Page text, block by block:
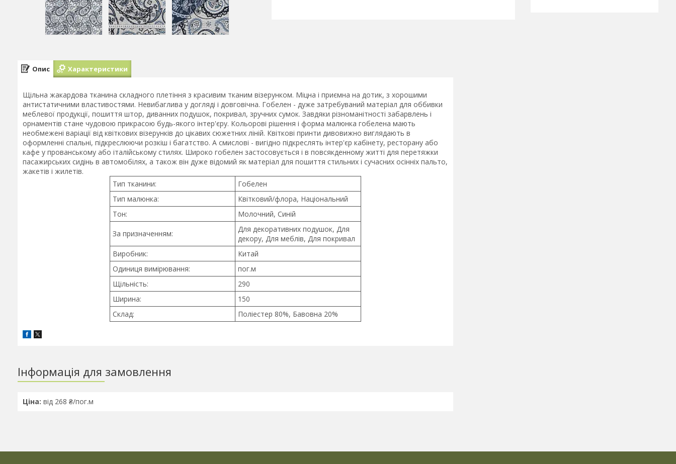
Опис Характеристики
Щільна жакардова тканина складного плетіння з красивим тканим візерунком. Міцна і приємна на дотик, з хорошими
антистатичними властивостями. Невибаглива у догляді і довговічна. Гобелен - дуже затребуваний матеріал для оббивки
меблевої продукції, пошиття штор, диванних подушок, покривал, зручних сумок. Завдяки різноманітності забарвлень і
орнаментів стане чудовою прикрасою будь-якого інтер'єру. Кольорові рішення і форма малюнка гобелена мають
необмежені варіації від квіткових візерунків до цікавих сюжетних ліній. Квіткові принти дивовижно виглядають в
оформленні спальні, підкреслюючи розкіш і багатство. А смислові - вигідно підкреслять інтер'єр кабінету, ресторану або
кафе у прованському або італійському стилях. Широко гобелен застосовується і в повсякденному житті для перетяжки
пасажирських сидінь в автомобілях, а також він дуже відомий як матеріал для пошиття стильних і сучасних осінніх пальто,
жакетів і жилетів.
Тип тканини:
Гобелен
Тип малюнка:
Квітковий/флора, Національний
Тон:
Молочний, Синій
За призначенням:
Для декоративних подушок, Для
декору, Для меблів, Для покривал
Виробник:
Китай
Одиниця вимірювання:
пог.м
Щільність:
290
Ширина:
150
Склад:
Поліестер 80%, Бавовна 20%
Інформація для замовлення
Ціна: від 268 ₴/пог.м